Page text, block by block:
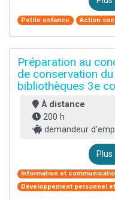
Petite enfance Action
Préparation au
de conservation
bibliothèques 3e
À distance
200 h
demandeur
Information et
Développement personnel